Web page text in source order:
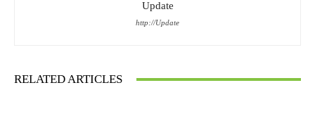
Update
http://Update
RELATED ARTICLES